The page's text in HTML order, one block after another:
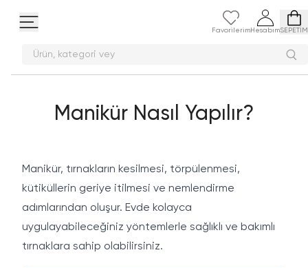
Favorilerim HesabımSEPETİM
Ürün, kategori
Manikür Nasıl Yapılır?
Manikür, tırnakların kesilmesi, törpülenmesi,
kütiküllerin geriye itilmesi ve nemlendirme
adımlarından oluşur. Evde kolayca
uygulayabileceğiniz yöntemlerle sağlıklı ve bakımlı
tırnaklara sahip olabilirsiniz.